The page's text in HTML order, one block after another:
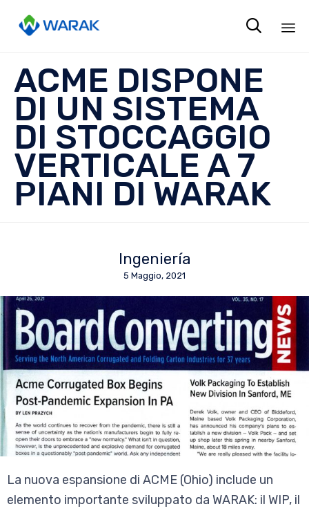

ACME DISPONE
DI UN SISTEMA
DI STOCCAGGIO
VERTICALE A 7
PIANI DI WARAK
Ingeniería
5 Maggio, 2021
La nuova espansione di ACME (Ohio) include un
elemento importante sviluppato da WARAK: il WIP, il